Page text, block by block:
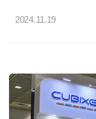
2024.11.19